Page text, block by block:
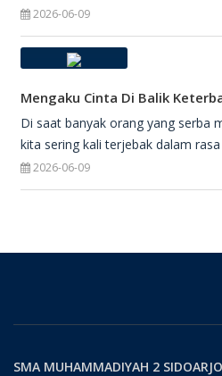
2026-06-09
Di saat banyak orang yang serba
kita sering kali terjebak dalam
2026-06-09
SMA MUHAMMADIYAH 2 SIDOARJO